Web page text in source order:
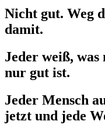
Nicht gut. Weg
damit.
Jeder weiß,
nur gut ist.
Jeder Mensch
jetzt und jede